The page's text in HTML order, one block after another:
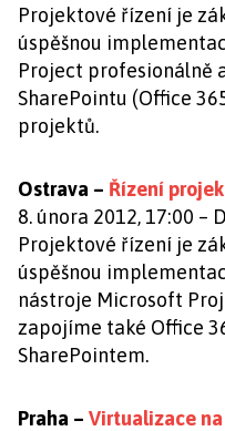
Projektové řízení je
úspěšnou
Project profesionálně
SharePointu (Office
projektů.
Ostrava – Řízení
8. února 2012, 17:00 –
Projektové řízení je
úspěšnou
nástroje Microsoft
zapojíme také Office
SharePointem.
Praha – Virtualizace